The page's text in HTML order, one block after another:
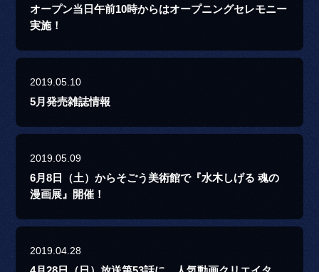
オープン当日午前10時からはオープニングセレモニー
実施！
2019.05.10
5月発売雑誌情報
2019.05.09
6月8日（土）からそごう美術館で『水木しげる 魂の
漫画展』開催！
2019.04.28